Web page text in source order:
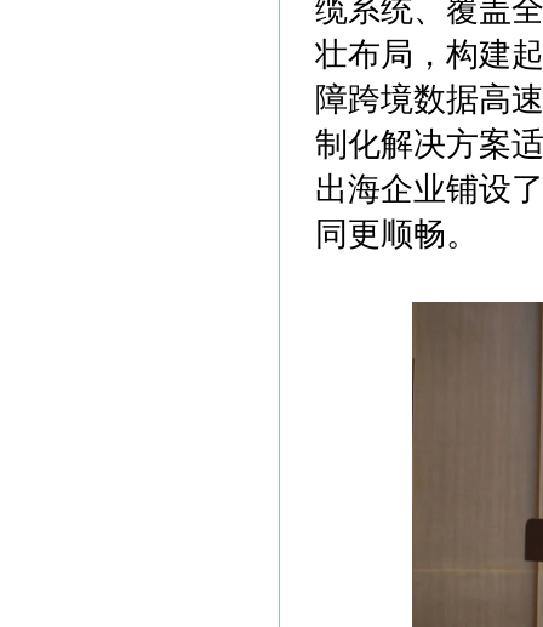
缆系统、覆盖
壮布局，构建
障跨境数据高
制化解决方案
出海企业铺设
同更顺畅。